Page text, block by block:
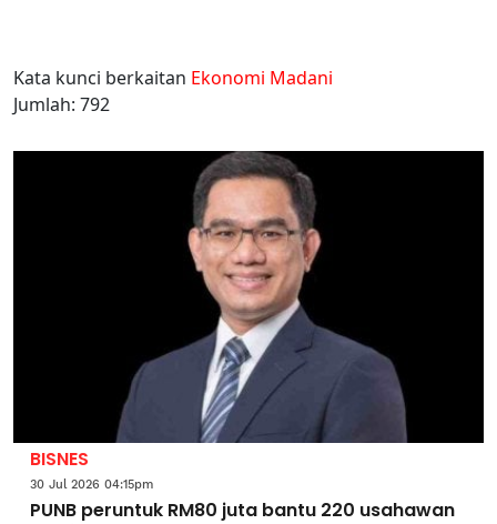
Kata kunci berkaitan Ekonomi Madani
Jumlah: 792
BISNES
30 Jul 2026 04:15pm
PUNB peruntuk RM80 juta bantu 220 usahawan